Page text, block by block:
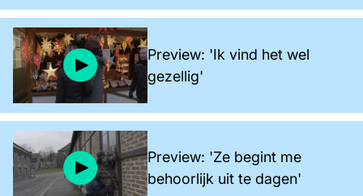
Preview: 'Ik vind het wel
gezellig'
Preview: 'Ze begint me
behoorlijk uit te dagen'